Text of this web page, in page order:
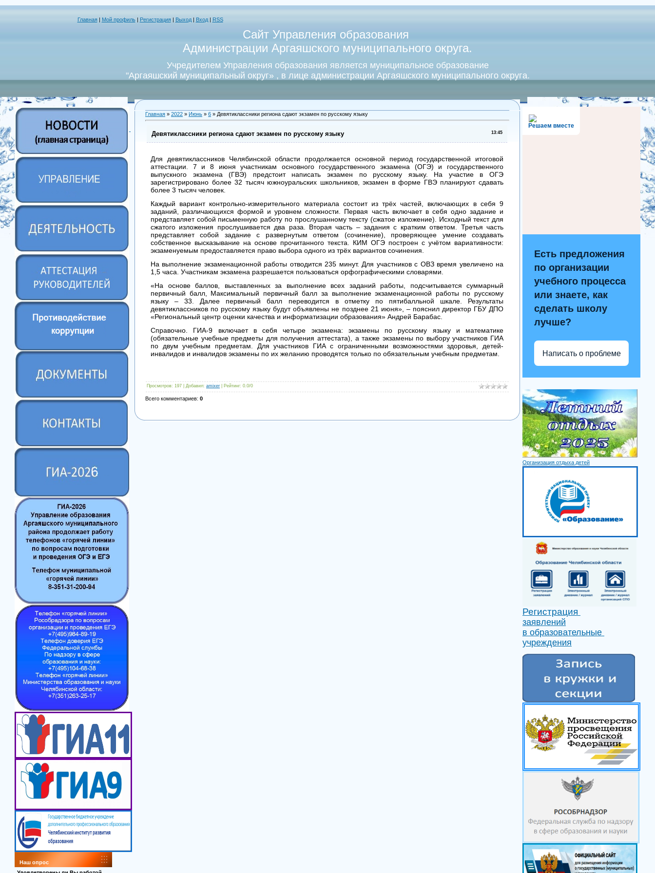
Главная| Мой профиль| Регистрация Выход| Вход RSS
Сайт Управления образования
Администрации Аргаяшского муниципального округа.
Учредителем Управления образования является муниципальное образование
"Аргаяшский муниципальный округ» , в лице администрации Аргаяшского муниципального округа.
Наш опрос
Главная » 2022 » Июнь » 6 » Девятиклассники региона сдают экзамен по русскому языку
13:45
Девятиклассники региона сдают экзамен по русскому языку
Для девятиклассников Челябинской области продолжается основной период государственной итоговой
аттестации. 7 и 8 июня участникам основного государственного экзамена (ОГЭ) и государственного
выпускного экзамена (ГВЭ) предстоит написать экзамен по русскому языку. На участие в ОГЭ
зарегистрировано более 32 тысяч южноуральских школьников, экзамен в форме ГВЭ планируют сдавать
более 3 тысяч человек.
Каждый вариант контрольно-измерительного материала состоит из трёх частей, включающих в себя 9
заданий, различающихся формой и уровнем сложности. Первая часть включает в себя одно задание и
представляет собой письменную работу по прослушанному тексту (сжатое изложение). Исходный текст для
сжатого изложения прослушивается два раза. Вторая часть – задания с кратким ответом. Третья часть
представляет собой задание с развернутым ответом (сочинение), проверяющее умение создавать
собственное высказывание на основе прочитанного текста. КИМ ОГЭ построен с учётом вариативности:
экзаменуемым предоставляется право выбора одного из трёх вариантов сочинения.
На выполнение экзаменационной работы отводится 235 минут. Для участников с ОВЗ время увеличено на
1,5 часа. Участникам экзамена разрешается пользоваться орфографическими словарями.
«На основе баллов, выставленных за выполнение всех заданий работы, подсчитывается суммарный
первичный балл, Максимальный первичный балл за выполнение экзаменационной работы по русскому
языку – 33. Далее первичный балл переводится в отметку по пятибалльной шкале. Результаты
девятиклассников по русскому языку будут объявлены не позднее 21 июня», – пояснил директор ГБУ ДПО
«Региональный центр оценки качества и информатизации образования» Андрей Барабас.
Справочно. ГИА-9 включает в себя четыре экзамена: экзамены по русскому языку и математике
(обязательные учебные предметы для получения аттестата), а также экзамены по выбору участников ГИА
по двум учебным предметам. Для участников ГИА с ограниченными возможностями здоровья, детей-
инвалидов и инвалидов экзамены по их желанию проводятся только по обязательным учебным предметам.
Просмотров: 197 | Добавил: amixer Рейтинг: 0.0/0
Всего комментариев: 0
Решаем вместе
Есть предложения
по организации
учебного процесса
или знаете, как
сделать школу
лучше?
Написать о проблеме
Организация отдыха детей
Регистрация
заявлений
в образовательные
учреждения